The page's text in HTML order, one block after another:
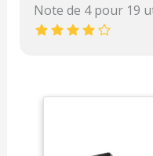
Note de 4 pour 19